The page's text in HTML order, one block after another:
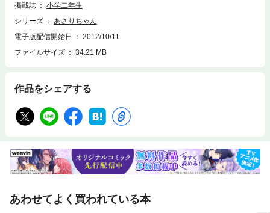
掲載誌
小学二年生
シリーズ
あさりちゃん
電子版配信開始日
2012/10/11
ファイルサイズ
34.21 MB
作品をシェアする
あわせてよく買われている本